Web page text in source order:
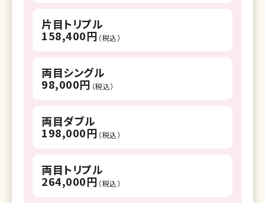
片目トリプル
158,400円 （税込）
両目シングル
98,000円 （税込）
両目ダブル
198,000円 （税込）
両目トリプル
264,000円 （税込）